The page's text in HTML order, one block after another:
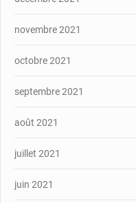
novembre 2021
octobre 2021
septembre 2021
août 2021
juillet 2021
juin 2021